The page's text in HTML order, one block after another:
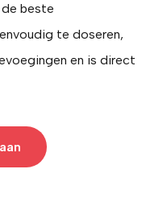
beste
te doseren,
en is direct